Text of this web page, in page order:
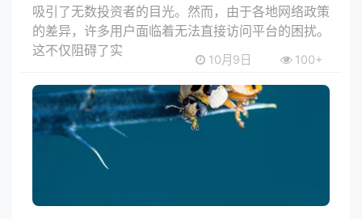
吸引了无数投资者的目光。然而，由于各地网络政策
的差异，许多用户面临着无法直接访问平台的困扰。
这不仅阻碍了实
10月9日 100+